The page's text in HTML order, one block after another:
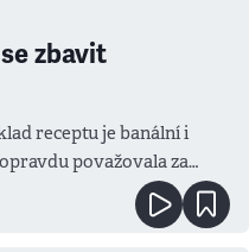
zbavit
receptu je banální i
považovala za